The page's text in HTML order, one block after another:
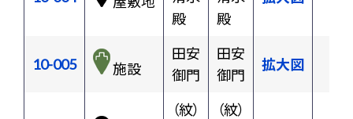
殿
殿
10-005 施設
田安
御門
田安
御門
拡大図
（紋）
（紋）